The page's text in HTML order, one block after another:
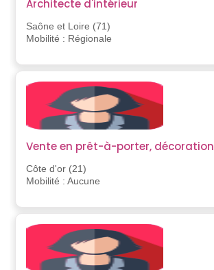
Architecte d'intérieur
Saône et Loire (71)
Mobilité : Régionale
Vente en prêt-à-porter, décoration
Côte d'or (21)
Mobilité : Aucune